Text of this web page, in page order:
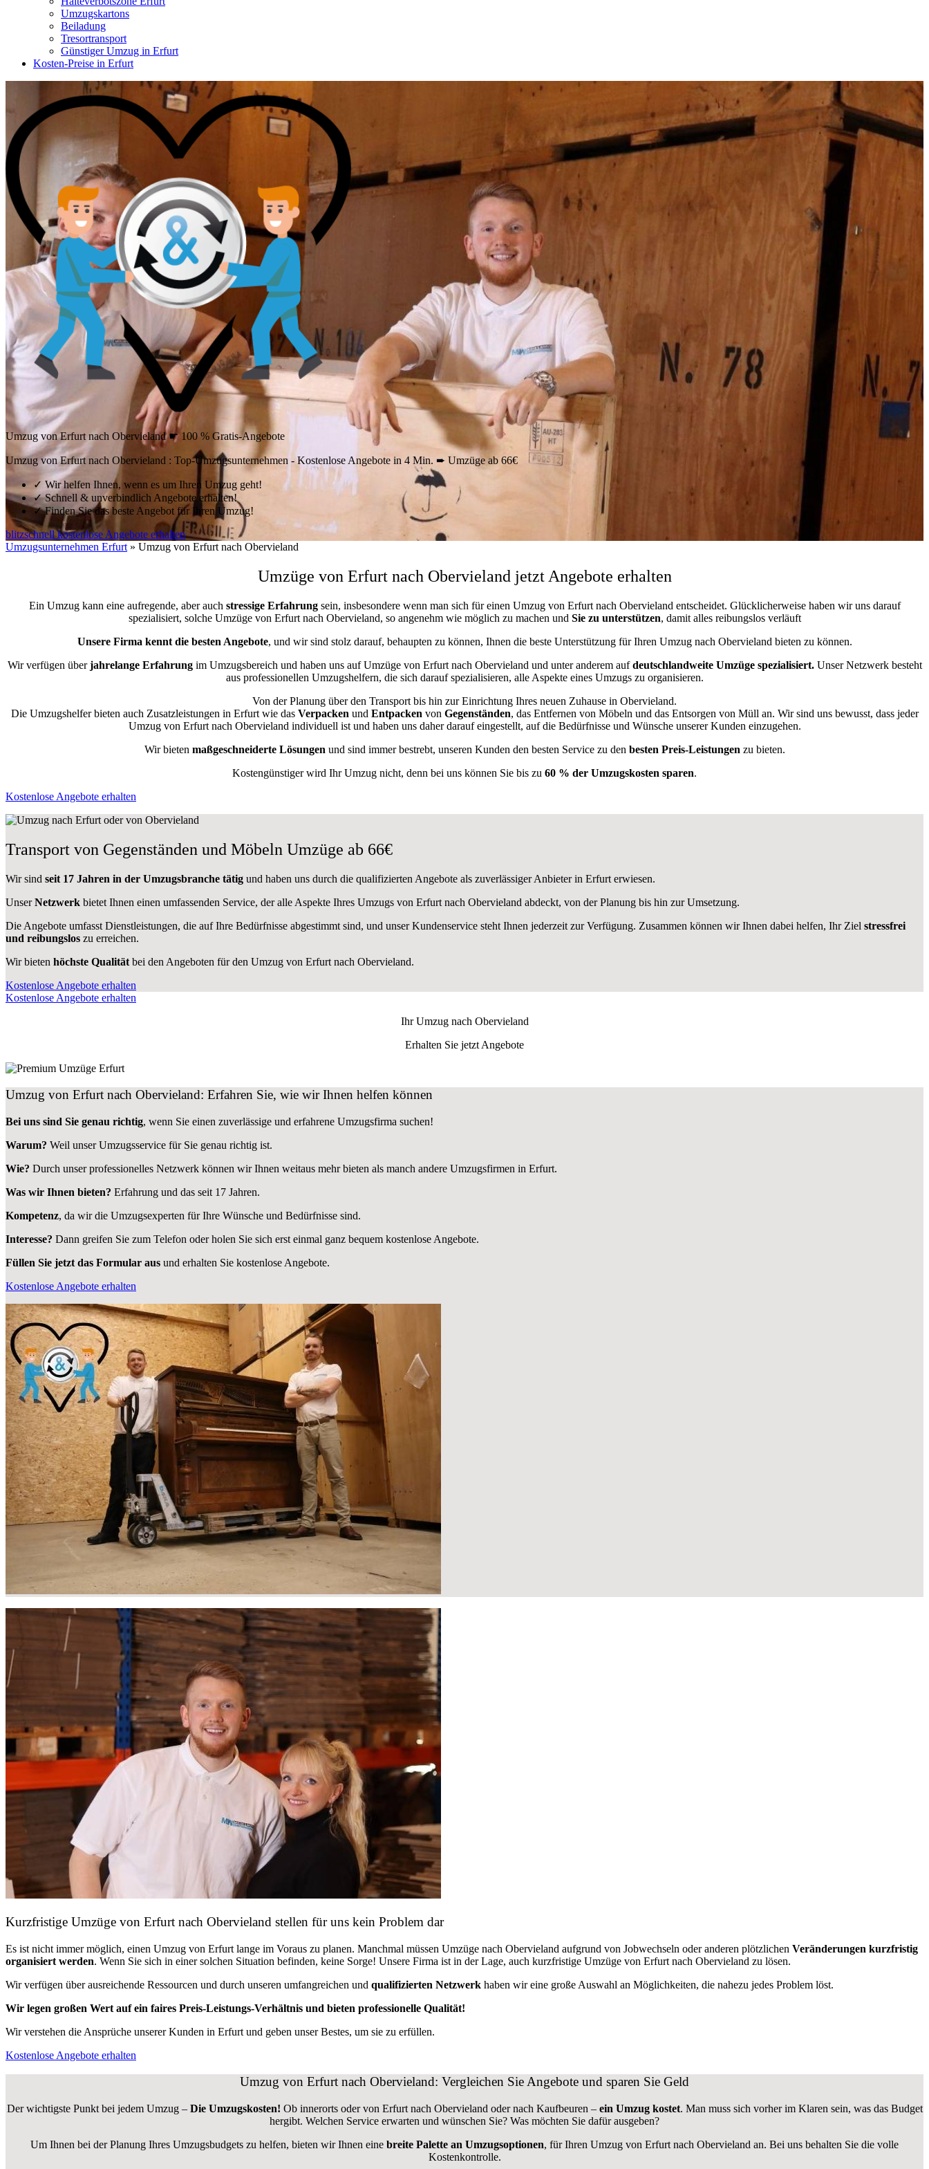
Umzugskartons
Beiladung
Tresortransport
Günstiger Umzug in Erfurt
Kosten-Preise in Erfurt
Umzug von Erfurt nach Obervieland ☛ 100 % Gratis-Angebote
Umzug von Erfurt nach Obervieland : Top-Umzugsunternehmen - Kostenlose Angebote in 4 Min. ➨ Umzüge ab 66€
✓ Wir helfen Ihnen, wenn es um Ihren Umzug geht!
✓Schnell & unverbindlich Angebote erhalten!
✓Finden Sie das beste Angebot für Ihren Umzug!
blitzschnell kostenlose Angebote erhalten
Umzugsunternehmen Erfurt » Umzug von Erfurt nach Obervieland
Umzüge von Erfurt nach Obervieland jetzt Angebote erhalten
Ein Umzug kann eine aufregende, aber auch stressige Erfahrungsein, insbesondere wenn man sich für einen Umzug von Erfurt nach Obervieland entscheidet. Glücklicherweise haben wir uns darauf
spezialisiert, solche Umzüge von Erfurt nach Obervieland, so angenehm wie möglich zu machen und Sie zu unterstützen, damit alles reibungslos verläuft
Unsere Firma kennt die besten Angebote, und wir sind stolz darauf, behaupten zu können, Ihnen die beste Unterstützung für Ihren Umzug nach Obervieland bieten zu können.
Wir verfügen überjahrelange Erfahrungim Umzugsbereich und haben uns auf Umzüge von Erfurt nach Obervieland und unter anderem aufdeutschlandweite Umzüge spezialisiert.Unser Netzwerk besteht
aus professionellen Umzugshelfern, die sich darauf spezialisieren, alle Aspekte eines Umzugs zu organisieren.
Von der Planung über den Transport bis hin zur Einrichtung Ihres neuen Zuhause in Obervieland.
Die Umzugshelfer bieten auch Zusatzleistungen in Erfurt wie das Verpacken und Entpacken von Gegenständen, das Entfernen von Möbeln und das Entsorgen von Müll an. Wir sind uns bewusst, dass jeder
Umzug von Erfurt nach Obervieland individuell ist und haben uns daher darauf eingestellt, auf die Bedürfnisse und Wünsche unserer Kunden einzugehen.
Wir bieten maßgeschneiderte Lösungen und sind immer bestrebt, unseren Kunden den besten Service zu den besten Preis-Leistungen zu bieten.
Kostengünstiger wird Ihr Umzug nicht, denn bei uns können Sie bis zu 60 % der Umzugskosten sparen.
Kostenlose Angebote erhalten
Transport von Gegenständen und Möbeln Umzüge ab 66€
Wir sind seit 17 Jahren in der Umzugsbranche tätig und haben uns durch die qualifizierten Angebote als zuverlässiger Anbieter in Erfurt erwiesen.
UnserNetzwerk bietet Ihnen einen umfassenden Service, der alle Aspekte Ihres Umzugs von Erfurt nach Obervieland abdeckt, von der Planung bis hin zur Umsetzung.
Die Angebote umfasst Dienstleistungen, die auf Ihre Bedürfnisse abgestimmt sind, und unser Kundenservice steht Ihnen jederzeit zur Verfügung. Zusammen können wir Ihnen dabei helfen, Ihr Ziel stressfrei
und reibungslos zu erreichen.
Wir bieten höchste Qualität bei den Angeboten für den Umzug von Erfurt nach Obervieland.
Kostenlose Angebote erhalten
Kostenlose Angebote erhalten
Ihr Umzug nach Obervieland
Erhalten Sie jetzt Angebote
Umzug von Erfurt nach Obervieland: Erfahren Sie, wie wir Ihnen helfen können
Bei uns sind Sie genau richtig, wenn Sie einen zuverlässige und erfahrene Umzugsfirma suchen!
Warum? Weil unser Umzugsservice für Sie genau richtig ist.
Wie? Durch unser professionelles Netzwerk können wir Ihnen weitaus mehr bieten als manch andere Umzugsfirmen in Erfurt.
Was wir Ihnen bieten? Erfahrung und das seit 17 Jahren.
Kompetenz, da wir die Umzugsexperten für Ihre Wünsche und Bedürfnisse sind.
Interesse? Dann greifen Sie zum Telefon oder holen Sie sich erst einmal ganz bequem kostenlose Angebote.
Füllen Sie jetzt das Formular aus und erhalten Sie kostenlose Angebote.
Kostenlose Angebote erhalten
Kurzfristige Umzüge von Erfurt nach Obervieland stellen für uns kein Problem dar
Es ist nicht immer möglich, einen Umzug von Erfurt lange im Voraus zu planen. Manchmal müssen Umzüge nach Obervieland aufgrund von Jobwechseln oder anderen plötzlichen Veränderungen kurzfristig
organisiert werden. Wenn Sie sich in einer solchen Situation befinden, keine Sorge! Unsere Firma ist in der Lage, auch kurzfristige Umzüge von Erfurt nach Obervieland zu lösen.
Wir verfügen über ausreichende Ressourcen und durch unseren umfangreichen und qualifizierten Netzwerk haben wir eine große Auswahl an Möglichkeiten, die nahezu jedes Problem löst.
Wir legen großen Wert auf ein faires Preis-Leistungs-Verhältnis und bieten professionelle Qualität!
Wir verstehen die Ansprüche unserer Kunden in Erfurt und geben unser Bestes, um sie zu erfüllen.
Kostenlose Angebote erhalten
Umzug von Erfurt nach Obervieland: Vergleichen Sie Angebote und sparen Sie Geld
Der wichtigste Punkt bei jedem Umzug – Die Umzugskosten! Ob innerorts oder von Erfurt nach Obervieland oder nach Kaufbeuren – ein Umzug kostet. Man muss sich vorher im Klaren sein, was das Budget
hergibt. Welchen Service erwarten und wünschen Sie? Was möchten Sie dafür ausgeben?
Um Ihnen bei der Planung Ihres Umzugsbudgets zu helfen, bieten wir Ihnen eine breite Palette an Umzugsoptionen, für Ihren Umzug von Erfurt nach Obervieland an. Bei uns behalten Sie die volle
Kostenkontrolle.